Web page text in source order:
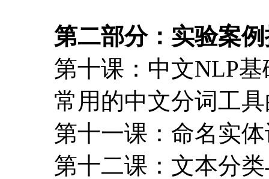
第二部分：实验案
第十课：中文NLP
常用的中文分词工
第十一课：命名实
第十二课：文本分